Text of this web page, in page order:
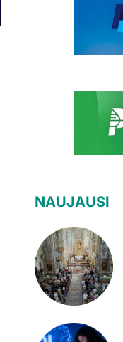
NAUJAUSI